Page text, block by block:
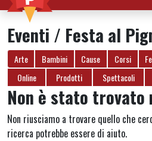
Eventi / Festa al
Arte Bambini Cause Corsi
Online
Prodotti Spettacoli
Non è stato trovato
Non riusciamo a trovare quello che
ricerca potrebbe essere di aiuto.